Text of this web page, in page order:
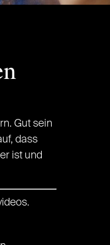
Gut sein
dass
ist und